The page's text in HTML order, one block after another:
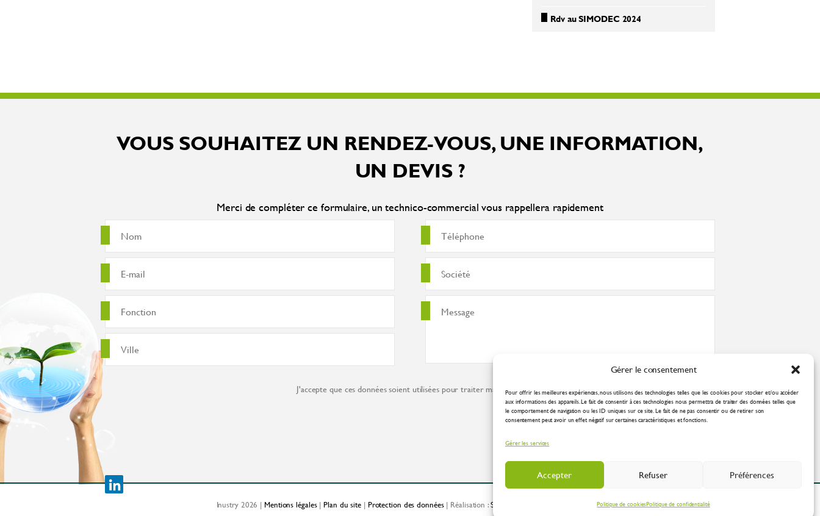
Gérer le consentement
Pour offrir les meilleures expériences, nous utilisons des technologies telles que les cookies pour stocker et/ou accéder
aux informations des appareils. Le fait de consentir à ces technologies nous permettra de traiter des données telles que
le comportement de navigation ou les ID uniques sur ce site. Le fait de ne pas consentir ou de retirer son
consentement peut avoir un effet négatif sur certaines caractéristiques et fonctions.
Gérer les services
Accepter Refuser Préférences
Politique de cookiesPolitique de confidentialité
Rdv au SIMODEC 2024
VOUS SOUHAITEZ UN RENDEZ-VOUS, UNE INFORMATION,
UN DEVIS ?
Merci de compléter ce formulaire, un technico-commercial vous rappellera rapidement
J'accepte que ces données soient utilisées pour traiter ma demande conformément à lapolitique de confidentialité
Inustry 2026 | Mentions légales|Plan du site | Protection des données| Réalisation :Spirale Communication Industrielle